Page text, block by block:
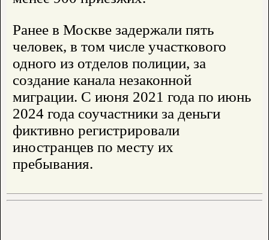
Ранее в Москве задержали пять
человек, в том числе участкового
одного из отделов полиции, за
создание канала незаконной
миграции. С июня 2021 года по июнь
2024 года соучастники за деньги
фиктивно регистрировали
иностранцев по месту их
пребывания.